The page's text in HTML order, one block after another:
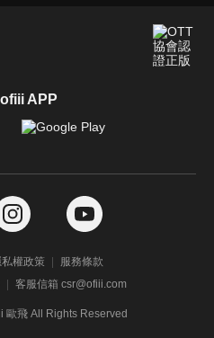
APP
私權政策
服務條款
客服信箱 csr@ofiii.com
歐飛 All Rights Reserved